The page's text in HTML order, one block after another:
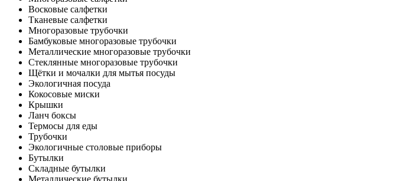
Восковые салфетки
Тканевые салфетки
Многоразовые трубочки
Бамбуковые многоразовые трубочки
Металлические многоразовые трубочки
Стеклянные многоразовые трубочки
Щётки и мочалки для мытья посуды
Экологичная посуда
Кокосовые миски
Крышки
Ланч боксы
Термосы для еды
Трубочки
Экологичные столовые приборы
Бутылки
Складные бутылки